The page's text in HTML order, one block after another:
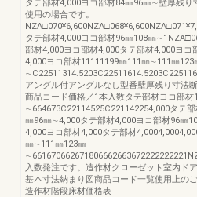
タテ部材4,000ヨコ部材84㎜96㎜∼壁厚残り
使用の場合です。
タテ部材4,000ヨコ部材96㎜108㎜
部材4,000ヨコ部材4,000タテ部材4,000ヨコ
4,000ヨコ部材11111199㎜111㎜∼111㎜
アングル付アングルなし型番壁厚残り寸
商品コード価格／1本入数タテ部材ヨコ部材
∼664673C22114525C221142254,000タテ
㎜96㎜∼4,000タテ部材4,000ヨコ部材96㎜
4,000ヨコ部材4,000タテ部材
㎜∼111㎜123㎜
入数発注です。造作材クローゼット室内ド
基本寸法納まり図商品コード一覧使用上の
造作材階段床材価格表